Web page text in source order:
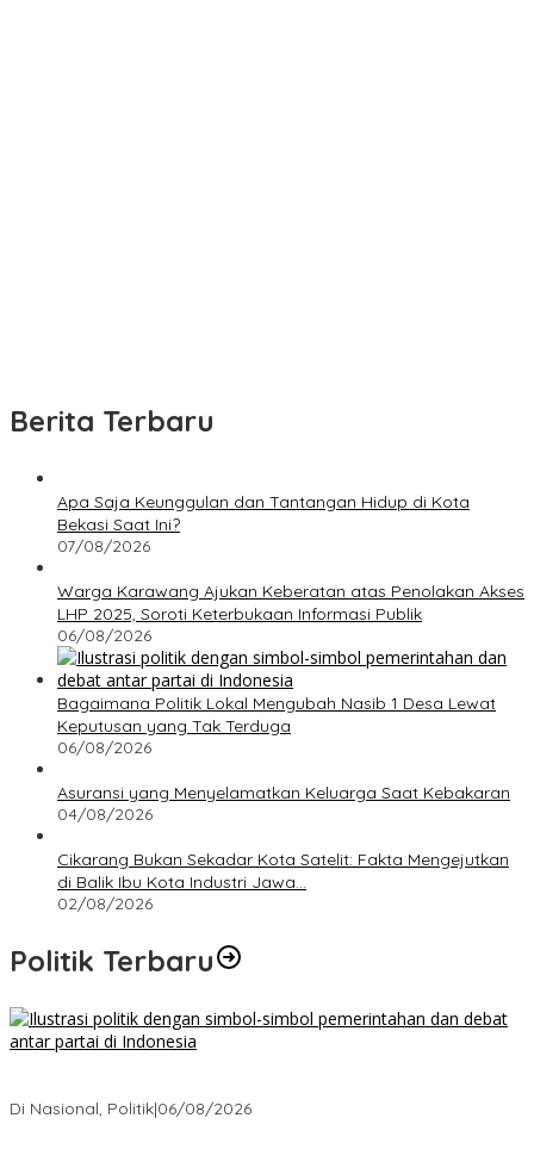
Berita Terbaru
Apa Saja Keunggulan dan Tantangan Hidup di Kota
Bekasi Saat Ini?
07/08/2026
Warga Karawang Ajukan Keberatan atas Penolakan Akses
LHP 2025, Soroti Keterbukaan Informasi Publik
06/08/2026
Bagaimana Politik Lokal Mengubah Nasib 1 Desa Lewat
Keputusan yang Tak Terduga
06/08/2026
Asuransi yang Menyelamatkan Keluarga Saat Kebakaran
04/08/2026
Cikarang Bukan Sekadar Kota Satelit: Fakta Mengejutkan
di Balik Ibu Kota Industri Jawa…
02/08/2026
Politik Terbaru
Di Nasional, Politik|06/08/2026